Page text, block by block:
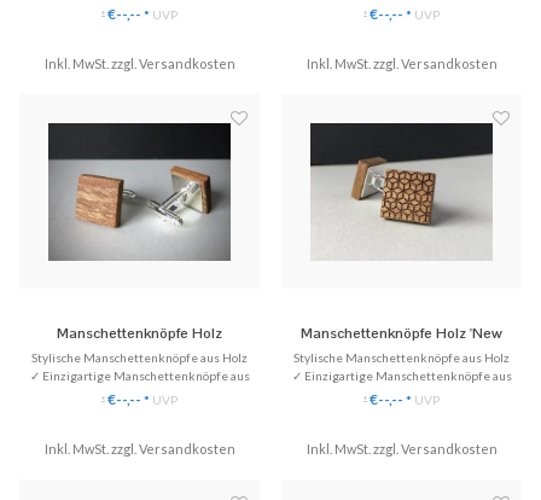
✓ Einzigartige Manschettenknöpfe aus
Echtholz.
✓ Mit Initialen (Schriftart frei wählbar)
*€--,-- * UVP
Inkl. MwSt. zzgl. Versandkosten
✓ Einzigartige Manschettenknöpfe aus
Echtholz.
✓ Mit persönlichen Initialen des
*€--,-- * UVP
Inkl. MwSt. zzgl. Versandkosten
Manschettenknöpfe Holz
'Minimalism Square'
Stylische Manschettenknöpfe aus Holz
✓ Einzigartige Manschettenknöpfe aus
Echtholz.
♥ Gratis Versand (DE)
*€--,-- * UVP
Inkl. MwSt. zzgl. Versandkosten
Manschettenknöpfe Holz 'New
Geometry'
Stylische Manschettenknöpfe aus Holz
✓ Einzigartige Manschettenknöpfe aus
Echtholz.
*€--,-- * UVP
Inkl. MwSt. zzgl. Versandkosten